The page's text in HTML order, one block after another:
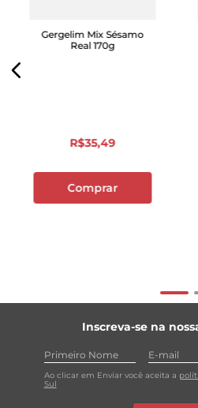
Gergelim Mix Sésamo
Real 170g
R$35,49
Comprar
Inscreva-se na
Ao clicar em Enviar você aceita a
Sul